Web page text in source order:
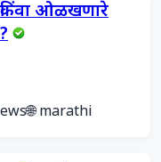
किंवा ओळखणारे
🌐 marathi